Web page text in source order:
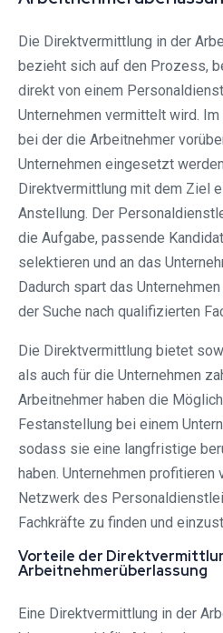
Die Direktvermittlung in der
bezieht sich auf den Prozess,
direkt von einem
Unternehmen vermittelt wird.
bei der die Arbeitnehmer
Unternehmen eingesetzt
Direktvermittlung mit dem Ziel
Anstellung. Der
die Aufgabe, passende
selektieren und an das
Dadurch spart das
der Suche nach qualifizierten
Die Direktvermittlung bietet
als auch für die Unternehmen
Arbeitnehmer haben die
Festanstellung bei einem
sodass sie eine langfristige
haben. Unternehmen
Netzwerk des
Fachkräfte zu finden und
Vorteile der
Arbeitnehmerüberlassung
Eine Direktvermittlung in der